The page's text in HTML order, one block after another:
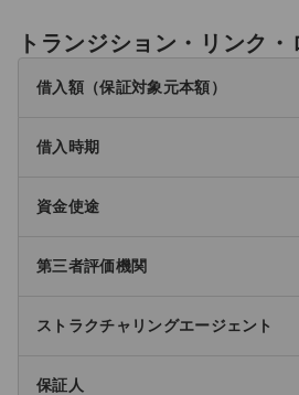
トランジション・リンク
借入額（保証対象元本額）
借入時期
資金使途
第三者評価機関
ストラクチャリングエージェント
保証人